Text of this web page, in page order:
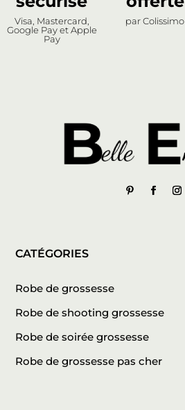
Visa, Mastercard,
Google Pay et Apple
Pay
par Colissimo
CATÉGORIES
Robe de grossesse
Robe de shooting grossesse
Robe de soirée grossesse
Robe de grossesse pas cher